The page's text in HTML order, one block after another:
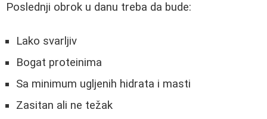
Poslednji obrok u danu treba da bude:
Lako svarljiv
Bogat proteinima
Sa minimum ugljenih hidrata i masti
Zasitan ali ne težak